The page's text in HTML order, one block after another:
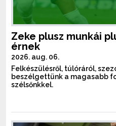
Zeke plusz munkái
érnek
2026. aug. 06.
Felkészülésről, túlóráról,
beszélgettünk a magasabb
szélsőnkkel.